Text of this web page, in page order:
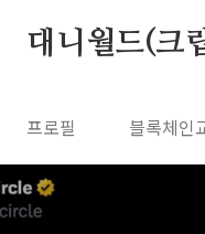
대니월드(크
프로필 블록체인